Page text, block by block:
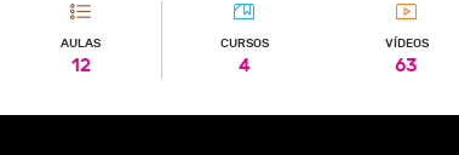
AULAS
12
CURSOS
4
VÍDEOS
63